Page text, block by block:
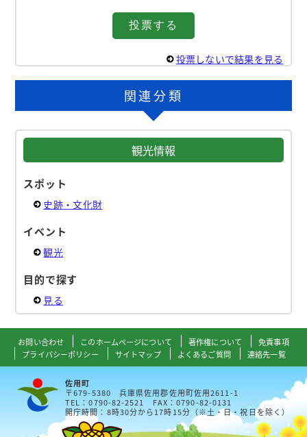
投票しないで結果を見る
関連分類
観光情報
スポット
史跡・文化財
イベント
観光
目的で探す
見る
お問い合わせ このホームページについて 著作権について
免責事項
プライバシーポリシー
サイトマップ よくあるご質問 連絡先一覧
佐用町
〒679-5380 兵庫県佐用郡佐用町佐用2611-1
TEL：0790-82-2521 FAX：0790-82-0131
開庁時間：8時30分から17時15分（※土・日・祝日を除く）